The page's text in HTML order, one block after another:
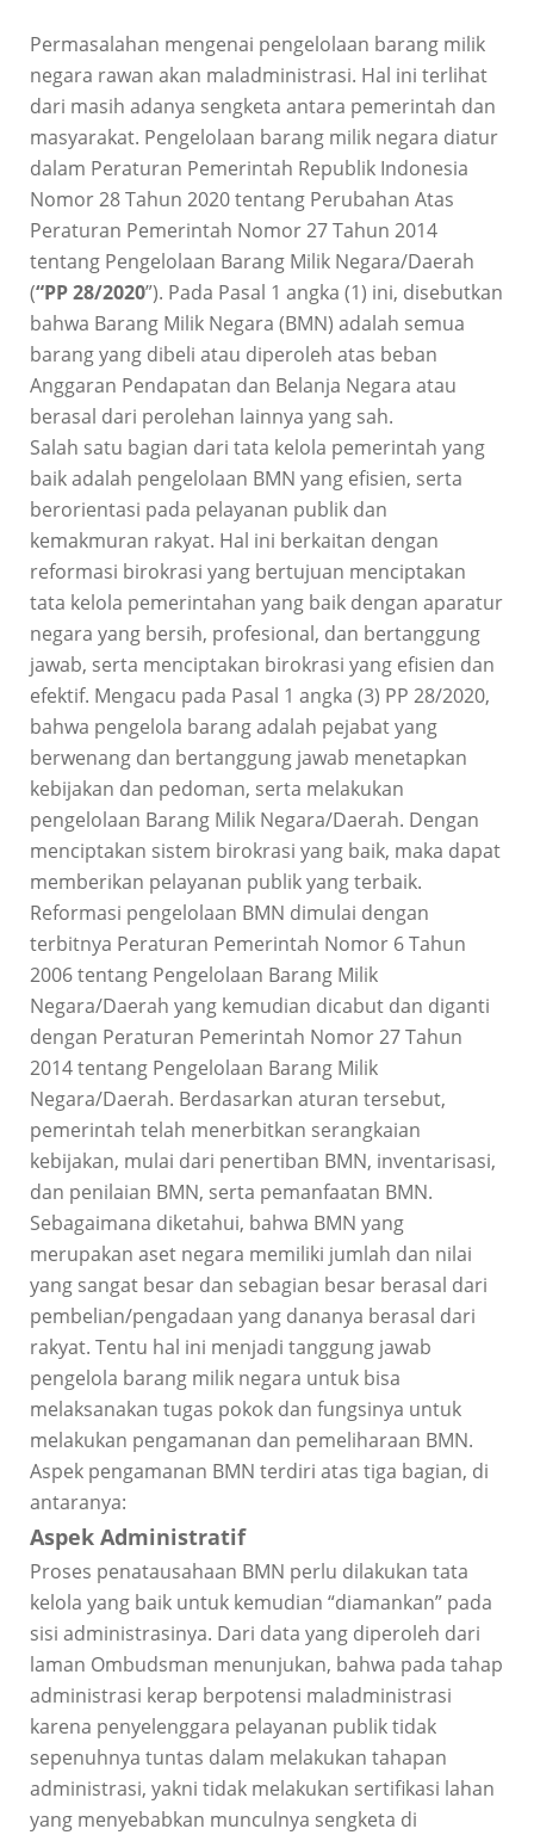
Permasalahan mengenai pengelolaan barang milik
negara rawan akan maladministrasi. Hal ini terlihat
dari masih adanya sengketa antara pemerintah dan
masyarakat. Pengelolaan barang milik negara diatur
dalam Peraturan Pemerintah Republik Indonesia
Nomor 28 Tahun 2020 tentang Perubahan Atas
Peraturan Pemerintah Nomor 27 Tahun 2014
tentang Pengelolaan Barang Milik Negara/Daerah
(“PP 28/2020”). Pada Pasal 1 angka (1) ini, disebutkan
bahwa Barang Milik Negara (BMN) adalah semua
barang yang dibeli atau diperoleh atas beban
Anggaran Pendapatan dan Belanja Negara atau
berasal dari perolehan lainnya yang sah.
Salah satu bagian dari tata kelola pemerintah yang
baik adalah pengelolaan BMN yang efisien, serta
berorientasi pada pelayanan publik dan
kemakmuran rakyat. Hal ini berkaitan dengan
reformasi birokrasi yang bertujuan menciptakan
tata kelola pemerintahan yang baik dengan aparatur
negara yang bersih, profesional, dan bertanggung
jawab, serta menciptakan birokrasi yang efisien dan
efektif. Mengacu pada Pasal 1 angka (3) PP 28/2020,
bahwa pengelola barang adalah pejabat yang
berwenang dan bertanggung jawab menetapkan
kebijakan dan pedoman, serta melakukan
pengelolaan Barang Milik Negara/Daerah. Dengan
menciptakan sistem birokrasi yang baik, maka dapat
memberikan pelayanan publik yang terbaik.
Reformasi pengelolaan BMN dimulai dengan
terbitnya Peraturan Pemerintah Nomor 6 Tahun
2006 tentang Pengelolaan Barang Milik
Negara/Daerah yang kemudian dicabut dan diganti
dengan Peraturan Pemerintah Nomor 27 Tahun
2014 tentang Pengelolaan Barang Milik
Negara/Daerah. Berdasarkan aturan tersebut,
pemerintah telah menerbitkan serangkaian
kebijakan, mulai dari penertiban BMN, inventarisasi,
dan penilaian BMN, serta pemanfaatan BMN.
Sebagaimana diketahui, bahwa BMN yang
merupakan aset negara memiliki jumlah dan nilai
yang sangat besar dan sebagian besar berasal dari
pembelian/pengadaan yang dananya berasal dari
rakyat. Tentu hal ini menjadi tanggung jawab
pengelola barang milik negara untuk bisa
melaksanakan tugas pokok dan fungsinya untuk
melakukan pengamanan dan pemeliharaan BMN.
Aspek pengamanan BMN terdiri atas tiga bagian, di
antaranya:
Aspek Administratif
Proses penatausahaan BMN perlu dilakukan tata
kelola yang baik untuk kemudian “diamankan” pada
sisi administrasinya. Dari data yang diperoleh dari
laman Ombudsman menunjukan, bahwa pada tahap
administrasi kerap berpotensi maladministrasi
karena penyelenggara pelayanan publik tidak
sepenuhnya tuntas dalam melakukan tahapan
administrasi, yakni tidak melakukan sertifikasi lahan
yang menyebabkan munculnya sengketa di